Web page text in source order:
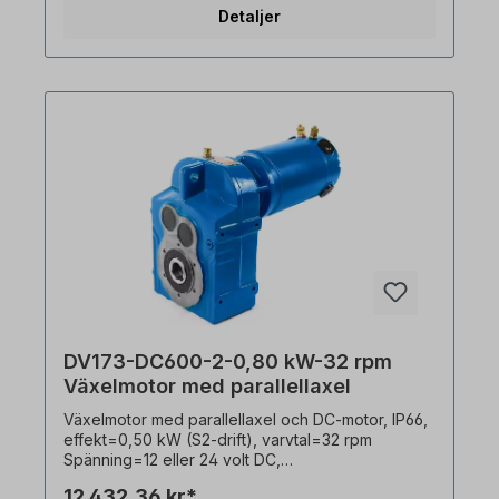
(i)=44,66 Vridmoment=103 Nm, servicefaktor
extern varvtalsreglering finns som tillval.
VDE 0105 och IEC 364 får allt arbete på den
elektriska drivenheten Elektriska drivenheten
endast utföras av kvalificerad personal. Alla
produktbilder är icke-bindande exempel! Med
förbehåll för tekniska ändringar. Välj önskad
installationsposition och version vid beställningen!
Detaljer
DV173-DC600-2-0,80 kW-32 rpm
Växelmotor med parallellaxel
Växelmotor med parallellaxel och DC-motor, IP66,
effekt=0,50 kW (S2-drift), varvtal=32 rpm
Spänning=12 eller 24 volt DC,